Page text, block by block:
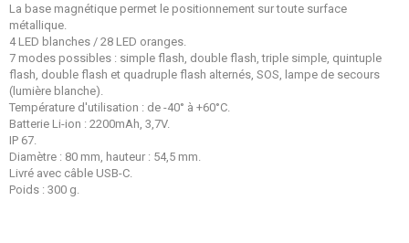
La base magnétique permet le positionnement sur toute surface
métallique.
4 LED blanches / 28 LED oranges.
7 modes possibles : simple flash, double flash, triple simple, quintuple
flash, double flash et quadruple flash alternés, SOS, lampe de secours
(lumière blanche).
Température d'utilisation : de -40° à +60°C.
Batterie Li-ion : 2200mAh, 3,7V.
IP 67.
Diamètre : 80 mm, hauteur : 54,5 mm.
Livré avec câble USB-C.
Poids : 300 g.